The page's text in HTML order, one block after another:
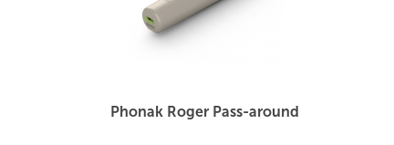
Phonak Roger Pass-around